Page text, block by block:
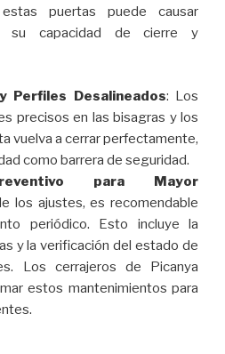
puertas puede causar
su capacidad de cierre y
Perfiles Desalineados: Los
precisos en las bisagras y los
vuelva a cerrar perfectamente,
como barrera de seguridad.
para Mayor
los ajustes, es recomendable
periódico. Esto incluye la
y la verificación del estado de
Los cerrajeros de Picanya
estos mantenimientos para